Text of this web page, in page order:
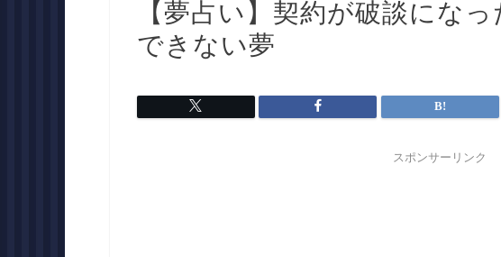
【夢占い】契約が破談にな
できない夢
スポンサーリンク